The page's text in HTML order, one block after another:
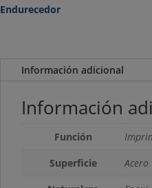
Endurecedor
Información adicional
Información
Función
Superficie
Acero